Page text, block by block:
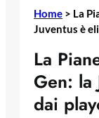
Home > La
Juventus è
La
Gen: la
dai